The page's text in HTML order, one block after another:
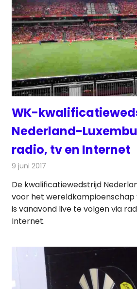
WK-
Nederland-
radio, tv en Internet
9 juni 2017
De kwalificatiewedstrijd
voor het wereldkampioenschap
is vanavond live te volgen via
Internet.